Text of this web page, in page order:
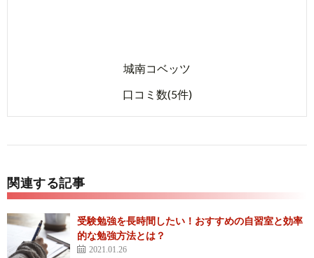
城南コベッツ
口コミ数(5件)
関連する記事
受験勉強を長時間したい！おすすめの自習室と効率
的な勉強方法とは？
2021.01.26